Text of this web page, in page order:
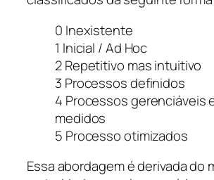
0 Inexistente
1 Inicial / Ad Hoc
2 Repetitivo mas intuitivo
3 Processos definidos
4 Processos gerenciáveis
medidos
5 Processo otimizados
Essa abordagem é derivada do